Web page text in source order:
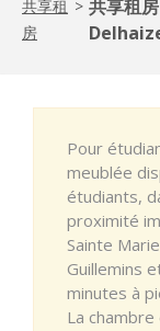
共享租
房
> 共享租
Pour
meublée
étudiants,
proximité
Sainte
Guillemins
minutes à
La